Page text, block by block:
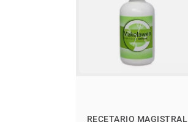
RECETARIO MAGISTRAL